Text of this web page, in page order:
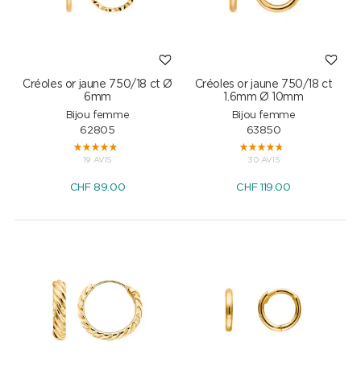
Créoles or jaune 750/18 ct Ø
6mm
Bijou femme
62805
19 AVIS
CHF 89.00
Créoles or jaune 750/18 ct
1.6mm Ø 10mm
Bijou femme
63850
30 AVIS
CHF 119.00